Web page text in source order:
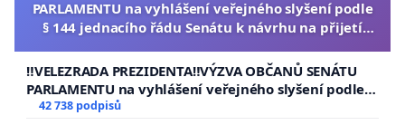
kterýkoliv člen petičního výboru.
PARLAMENTU na vyhlášení veřejného slyšení podle
§ 144 jednacího řádu Senátu k návrhu na přijetí
republiky
‼️VELEZRADA PREZIDENTA‼️VÝZVA OBČANŮ SENÁTU
PARLAMENTU na vyhlášení veřejného slyšení podle §
144 jednacího řádu Senátu k návrhu na přijetí
42 738 podpisů